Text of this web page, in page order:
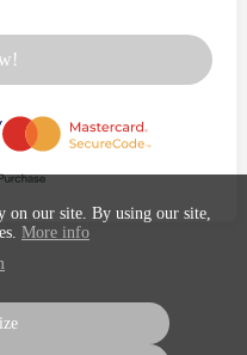
on our site. By using our site,
More info